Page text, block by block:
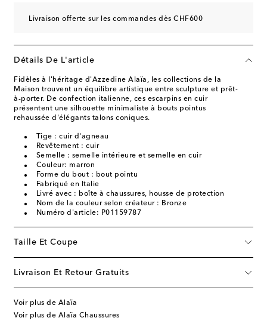
Livraison offerte sur les commandes dès CHF600
Détails De L'article
Fidèles à l'héritage d'Azzedine Alaïa, les collections de la
Maison trouvent un équilibre artistique entre sculpture et prêt-
à-porter. De confection italienne, ces escarpins en cuir
présentent une silhouette minimaliste à bouts pointus
rehaussée d'élégants talons coniques.
Tige : cuir d'agneau
Revêtement : cuir
Semelle : semelle intérieure et semelle en cuir
Couleur: marron
Forme du bout : bout pointu
Fabriqué en Italie
Livré avec : boîte à chaussures, housse de protection
Nom de la couleur selon créateur : Bronze
Numéro d'article: P01159787
Taille Et Coupe
Livraison Et Retour Gratuits
Voir plus de Alaïa
Voir plus de Alaïa Chaussures